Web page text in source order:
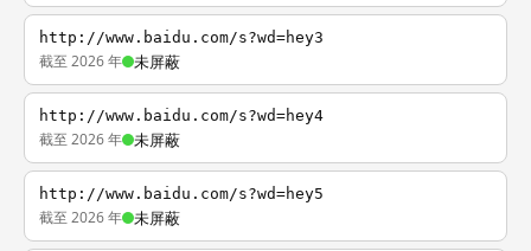
http://www.baidu.com/s?wd=hey3
截至 2026 年 未屏蔽
http://www.baidu.com/s?wd=hey4
截至 2026 年 未屏蔽
http://www.baidu.com/s?wd=hey5
截至 2026 年 未屏蔽